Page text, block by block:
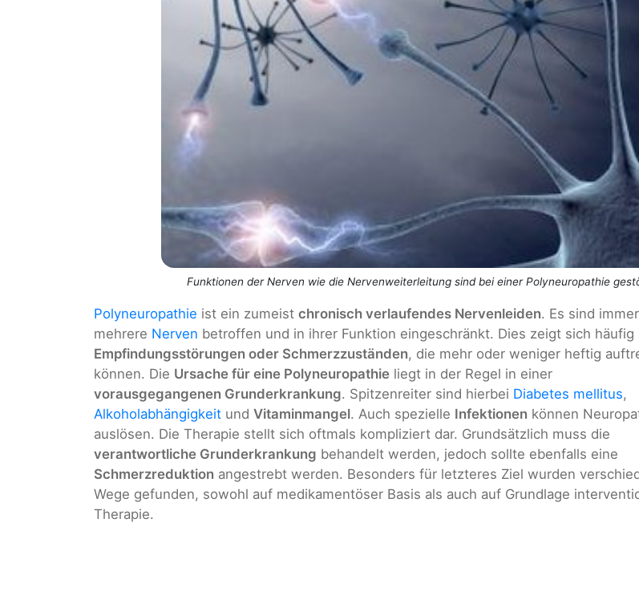
Funktionen der Nerven wie die Nervenweiterleitung sind bei einer Polyneuropathie
Polyneuropathie ist ein zumeist chronisch verlaufendes Nervenleiden. Es sind immer
mehrere Nerven betroffen und in ihrer Funktion eingeschränkt. Dies zeigt sich häufig
Empfindungsstörungen oder Schmerzzuständen, die mehr oder weniger heftig
können. Die Ursache für eine Polyneuropathie liegt in der Regel in einer
vorausgegangenen Grunderkrankung. Spitzenreiter sind hierbei Diabetes mellitus,
Alkoholabhängigkeit und Vitaminmangel. Auch spezielle Infektionen können
auslösen. Die Therapie stellt sich oftmals kompliziert dar. Grundsätzlich muss die
verantwortliche Grunderkrankung behandelt werden, jedoch sollte ebenfalls eine
Schmerzreduktion angestrebt werden. Besonders für letzteres Ziel wurden
Wege gefunden, sowohl auf medikamentöser Basis als auch auf Grundlage
Therapie.